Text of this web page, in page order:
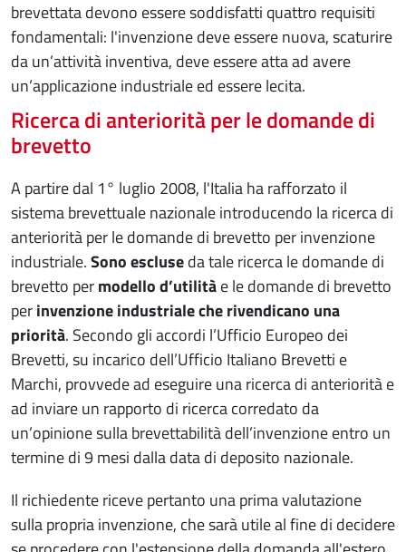
brevettata devono essere soddisfatti quattro requisiti
fondamentali: l'invenzione deve essere nuova, scaturire
da un’attività inventiva, deve essere atta ad avere
un’applicazione industriale ed essere lecita.
Ricerca di anteriorità per le domande di
brevetto
A partire dal 1° luglio 2008, l'Italia ha rafforzato il
sistema brevettuale nazionale introducendo la ricerca di
anteriorità per le domande di brevetto per invenzione
industriale.Sono escluseda tale ricerca le domande di
brevetto permodello d’utilitàe le domande di brevetto
perinvenzione industriale che rivendicano una
priorità. Secondo gli accordi l’Ufficio Europeo dei
Brevetti, su incarico dell’Ufficio Italiano Brevetti e
Marchi, provvede ad eseguire una ricerca di anteriorità e
ad inviare un rapporto di ricerca corredato da
un’opinione sulla brevettabilità dell’invenzione entro un
termine di 9 mesi dalla data di deposito nazionale.
Il richiedente riceve pertanto una prima valutazione
sulla propria invenzione, che sarà utile al fine di decidere